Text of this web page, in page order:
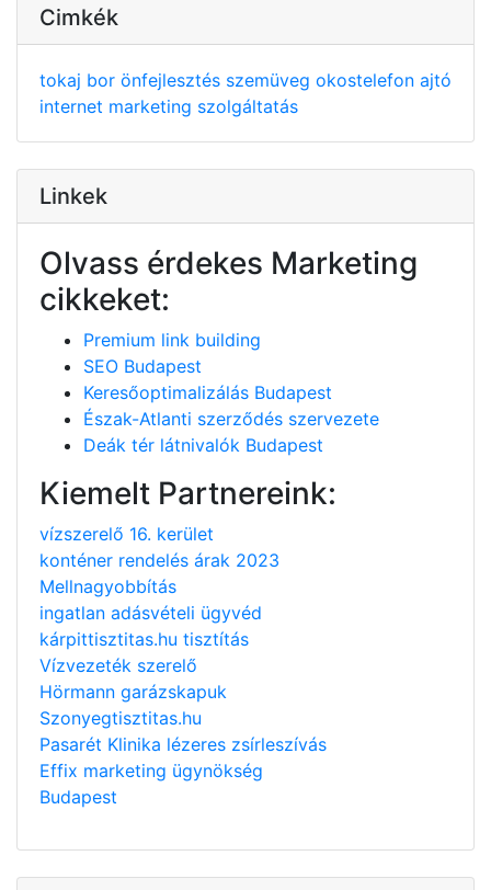
Cimkék
tokaj bor önfejlesztés szemüveg okostelefon ajtó
internet marketing szolgáltatás
Linkek
Olvass érdekes Marketing
cikkeket:
Premium link building
SEO Budapest
Keresőoptimalizálás Budapest
Észak-Atlanti szerződés szervezete
Deák tér látnivalók Budapest
Kiemelt Partnereink:
vízszerelő 16. kerület
konténer rendelés árak 2023
Mellnagyobbítás
ingatlan adásvételi ügyvéd
kárpittisztitas.hu tisztítás
Vízvezeték szerelő
Hörmann garázskapuk
Szonyegtisztitas.hu
Pasarét Klinika lézeres zsírleszívás
Effix marketing ügynökség
Budapest